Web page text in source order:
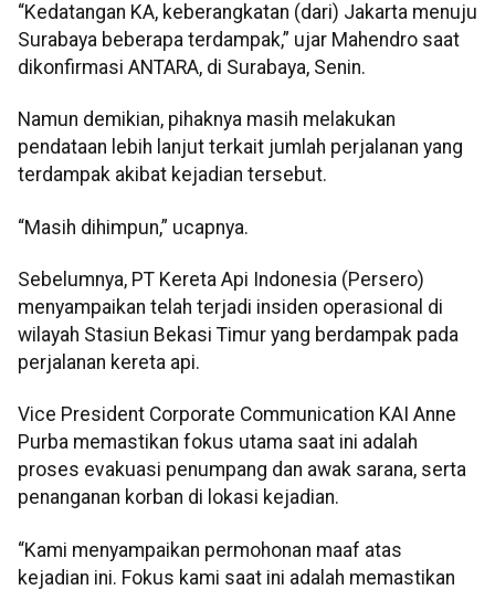
“Kedatangan KA, keberangkatan (dari) Jakarta menuju
Surabaya beberapa terdampak,” ujar Mahendro saat
dikonfirmasi ANTARA, di Surabaya, Senin.
Namun demikian, pihaknya masih melakukan
pendataan lebih lanjut terkait jumlah perjalanan yang
terdampak akibat kejadian tersebut.
“Masih dihimpun,” ucapnya.
Sebelumnya, PT Kereta Api Indonesia (Persero)
menyampaikan telah terjadi insiden operasional di
wilayah Stasiun Bekasi Timur yang berdampak pada
perjalanan kereta api.
Vice President Corporate Communication KAI Anne
Purba memastikan fokus utama saat ini adalah
proses evakuasi penumpang dan awak sarana, serta
penanganan korban di lokasi kejadian.
“Kami menyampaikan permohonan maaf atas
kejadian ini. Fokus kami saat ini adalah memastikan